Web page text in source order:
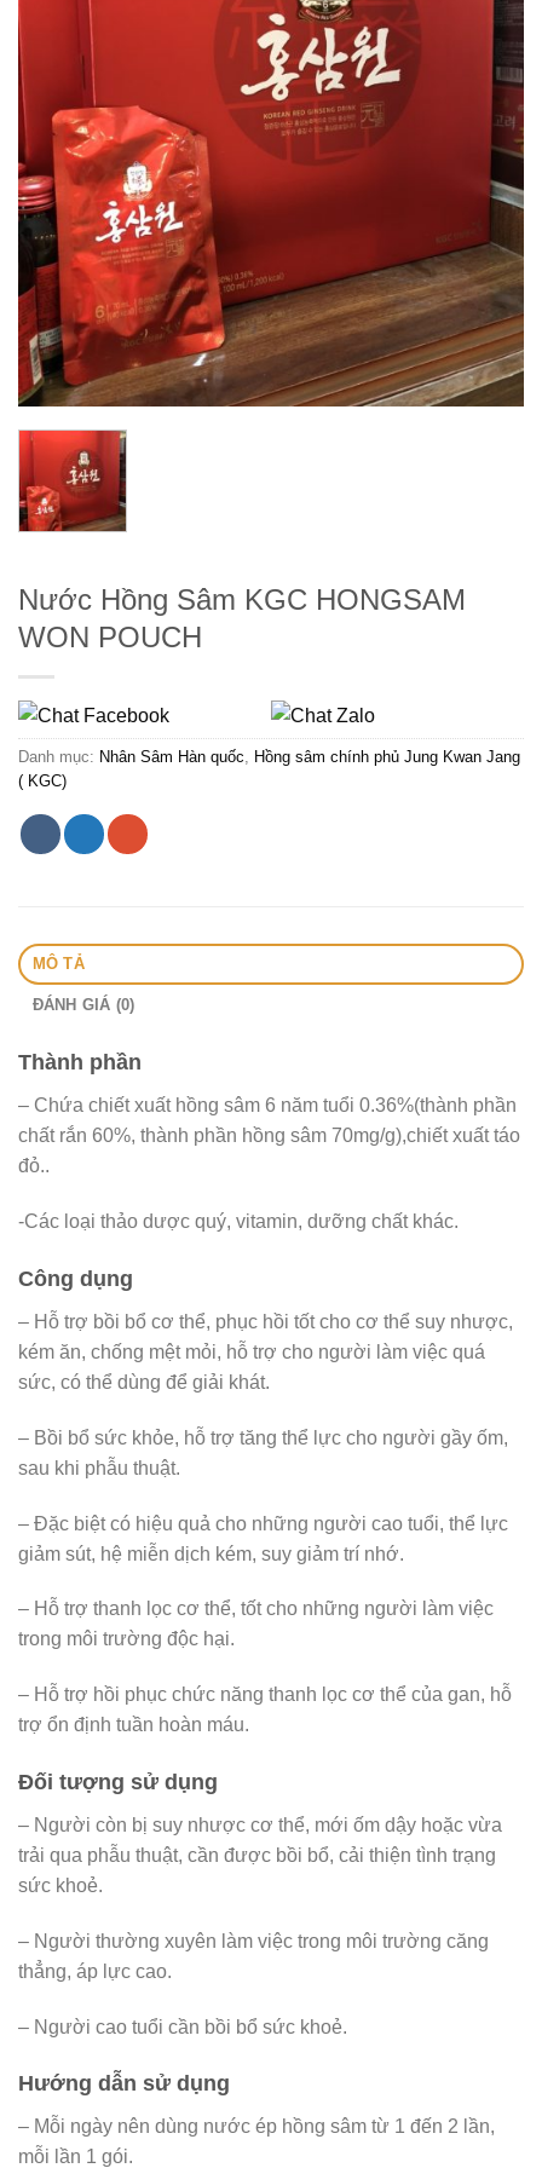
Nước Hồng Sâm KGC HONGSAM
WON POUCH
Danh mục: Nhân Sâm Hàn quốc
Hồng sâm chính phủ Jung Kwan Jang
( KGC)
MÔ TẢ
ĐÁNH GIÁ (0)
Thành phần
– Chứa chiết xuất hồng sâm 6 năm tuổi 0.36%(thành phần
chất rắn 60%, thành phần hồng sâm 70mg/g),chiết xuất táo
đỏ..
-Các loại thảo dược quý, vitamin, dưỡng chất khác.
Công dụng
– Hỗ trợ bồi bổ cơ thể, phục hồi tốt cho cơ thể suy nhược,
kém ăn, chống mệt mỏi, hỗ trợ cho người làm việc quá
sức, có thể dùng để giải khát.
– Bồi bổ sức khỏe, hỗ trợ tăng thể lực cho người gầy ốm,
sau khi phẫu thuật.
– Đặc biệt có hiệu quả cho những người cao tuổi, thể lực
giảm sút, hệ miễn dịch kém, suy giảm trí nhớ.
– Hỗ trợ thanh lọc cơ thể, tốt cho những người làm việc
trong môi trường độc hại.
– Hỗ trợ hồi phục chức năng thanh lọc cơ thể của gan, hỗ
trợ ổn định tuần hoàn máu.
Đối tượng sử dụng
– Người còn bị suy nhược cơ thể, mới ốm dậy hoặc vừa
trải qua phẫu thuật, cần được bồi bổ, cải thiện tình trạng
sức khoẻ.
– Người thường xuyên làm việc trong môi trường căng
thẳng, áp lực cao.
– Người cao tuổi cần bồi bổ sức khoẻ.
Hướng dẫn sử dụng
– Mỗi ngày nên dùng nước ép hồng sâm từ 1 đến 2 lần,
mỗi lần 1 gói.